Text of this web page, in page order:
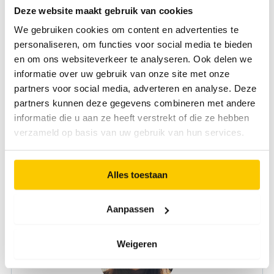
Deze website maakt gebruik van cookies
We gebruiken cookies om content en advertenties te
personaliseren, om functies voor social media te bieden
en om ons websiteverkeer te analyseren. Ook delen we
informatie over uw gebruik van onze site met onze
partners voor social media, adverteren en analyse. Deze
partners kunnen deze gegevens combineren met andere
informatie die u aan ze heeft verstrekt of die ze hebben
verzameld op basis van uw gebruik van hun services.
Alles toestaan
Aanpassen
Weigeren
Solliciteer direct en ontdek hoe jij bij Van Dorp het verschil
kunt maken!
Heb je eerst nog vragen? Neem gerust contact met me op.
Shanna Koster – Adviseur Werving a.i.
06‑49013943
koster@vandorp.eu
*Een referentiecheck kan onderdeel uitmaken van de
selectieprocedure.
Direct solliciteren